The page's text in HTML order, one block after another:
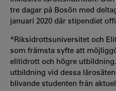
tre dagar på Bosön med
januari 2020 där stipendiet
*Riksidrottsuniversitet och
som främsta syfte att
elitidrott och högre
utbildning vid dessa
blivande studenten från